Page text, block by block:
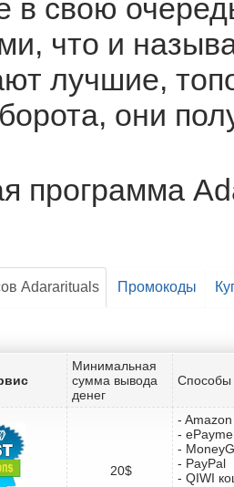
в свою
что и
лучшие,
они
программа
Adararituals Промокоды
Минимальная
сумма вывода
денег
Способы
20$
-
-
-
- PayPal
- QIWI